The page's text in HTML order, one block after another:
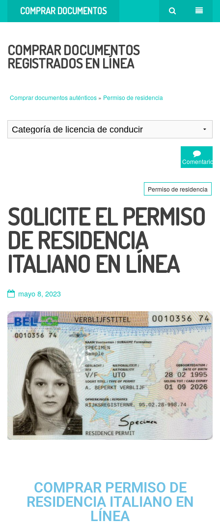
COMPRAR DOCUMENTOS
COMPRAR DOCUMENTOS
REGISTRADOS EN LÍNEA
Comprar documentos auténticos » Permiso de residencia
Comentario
Permiso de residencia
SOLICITE EL PERMISO
DE RESIDENCIA
ITALIANO EN LÍNEA
mayo 8, 2023
COMPRAR PERMISO DE
RESIDENCIA ITALIANO EN
LÍNEA